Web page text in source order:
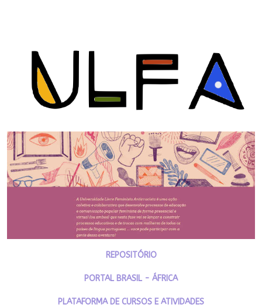
REPOSITÓRIO
PORTAL BRASIL - ÁFRICA
PLATAFORMA DE CURSOS E ATIVIDADES